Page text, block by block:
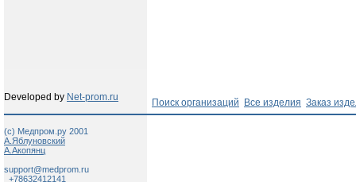
Developed by Net-prom.ru Поиск организаций Все изделия Заказ
(c) Медпром.ру 2001
А.Яблуновский
А.Акопянц
support@medprom.ru
+78632412141